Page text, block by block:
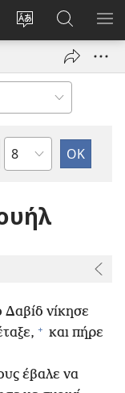
Αλλαγή
γλώσσας
ιστότοπου
Σύνδεση
(ανοίγει
παράθυρο)
στο
JW.ORG
Κεφάλαιο
νίκησε
+ και πήρε
έβαλε να